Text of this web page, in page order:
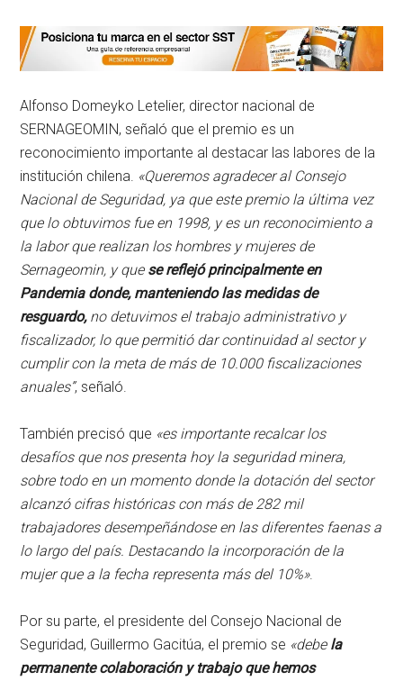
Alfonso Domeyko Letelier, director nacional de
SERNAGEOMIN, señaló que el premio es un
reconocimiento importante al destacar las labores de la
institución chilena. «Queremos agradecer al Consejo
Nacional de Seguridad, ya que este premio la última vez
que lo obtuvimos fue en 1998, y es un reconocimiento a
la labor que realizan los hombres y mujeres de
Sernageomin, y que se reflejó principalmente en
Pandemia donde, manteniendo las medidas de
resguardo,no detuvimos el trabajo administrativo y
fiscalizador, lo que permitió dar continuidad al sector y
cumplir con la meta de más de 10.000 fiscalizaciones
anuales”, señaló.
También precisó que «es importante recalcar los
desafíos que nos presenta hoy la seguridad minera,
sobre todo en un momento donde la dotación del sector
alcanzó cifras históricas con más de 282 mil
trabajadores desempeñándose en las diferentes faenas a
lo largo del país. Destacando la incorporación de la
mujer que a la fecha representa más del 10%».
Por su parte, el presidente del Consejo Nacional de
Seguridad, Guillermo Gacitúa, el premio se «debe la
permanente colaboración y trabajo que hemos